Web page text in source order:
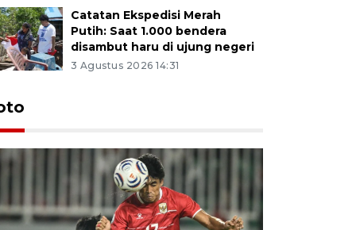
Catatan Ekspedisi Merah
Putih: Saat 1.000 bendera
disambut haru di ujung negeri
3 Agustus 2026 14:31